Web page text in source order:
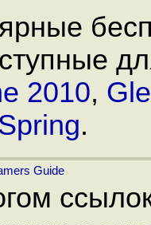
2010,
.
Guide